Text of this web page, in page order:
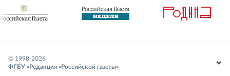
© 1998-2026
ФГБУ «Редакция «Российской газеты»